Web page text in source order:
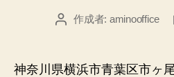
投 作成者: aminooffice
神奈川県横浜市青葉区市ヶ